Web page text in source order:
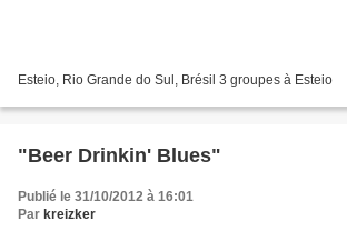
Esteio, Rio Grande do Sul, Brésil 3 groupes à Esteio
"Beer Drinkin' Blues"
Publié le 31/10/2012 à 16:01
Par kreizker